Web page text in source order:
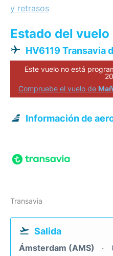
y retrasos
Estado del vuelo
HV6119 Transavia
Este vuelo no está
Compruebe el vuelo de
Información de
Transavia
Salida
Ámsterdam (AMS)